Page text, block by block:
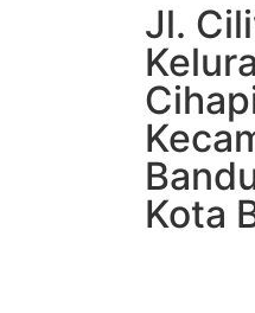
Jl.
Kota